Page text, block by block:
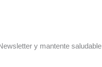
y mantente saludable